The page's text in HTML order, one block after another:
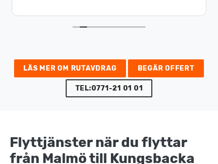
LÄS MER OM RUTAVDRAG BEGÄR OFFERT
TEL:0771-21 01 01
Flyttjänster när du flyttar
från Malmö till Kungsbacka